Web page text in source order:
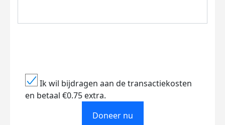
Ik wil bijdragen aan de transactiekosten
en betaal €0.75 extra.
Doneer nu